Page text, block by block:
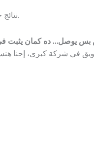
نتائج حقيقية وحملات تصل لجمهورك بفعالية.